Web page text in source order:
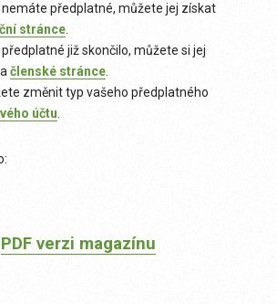
nemáte předplatné, můžete jej získat
stránce
předplatné již skončilo, můžete si jej
členské stránce
změnit typ vašeho předplatného
účtu
PDF verzi magazínu